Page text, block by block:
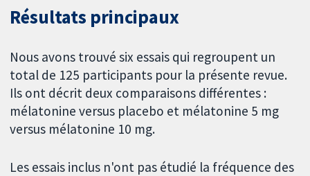
Résultats principaux
Nous avons trouvé six essais qui regroupent un
total de 125 participants pour la présente revue.
Ils ont décrit deux comparaisons différentes :
mélatonine versus placebo et mélatonine 5 mg
versus mélatonine 10 mg.
Les essais inclus n'ont pas étudié la fréquence des